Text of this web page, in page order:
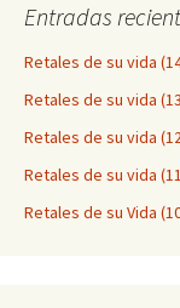
Entradas
Retales de su vida
Retales de su vida
Retales de su vida
Retales de su vida
Retales de su Vida